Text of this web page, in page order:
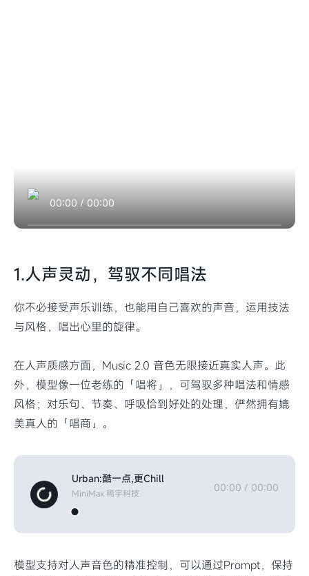
00:00 / 00:00
1.人声灵动，驾驭不同唱法
你不必接受声乐训练，也能用自己喜欢的声音，运用技法
与风格，唱出心里的旋律。
在人声质感方面，Music 2.0 音色无限接近真实人声。此
外，模型像一位老练的「唱将」，可驾驭多种唱法和情感
风格；对乐句、节奏、呼吸恰到好处的处理，俨然拥有媲
美真人的「唱商」。
Urban:酷一点,更Chill
MiniMax 稀宇科技 00:00 / 00:00
模型支持对人声音色的精准控制，可以通过Prompt，保持